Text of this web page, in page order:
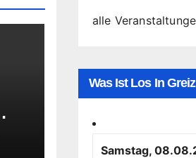
alle
Was Ist Los In Greiz
Samstag,